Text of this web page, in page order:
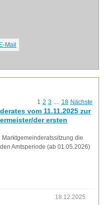
E-Mail
1 2 3 .... 18 Nächste
vom 11.11.2025 zur
der ersten
die
Amtsperiode (ab 01.05.2026)
18.12.2025